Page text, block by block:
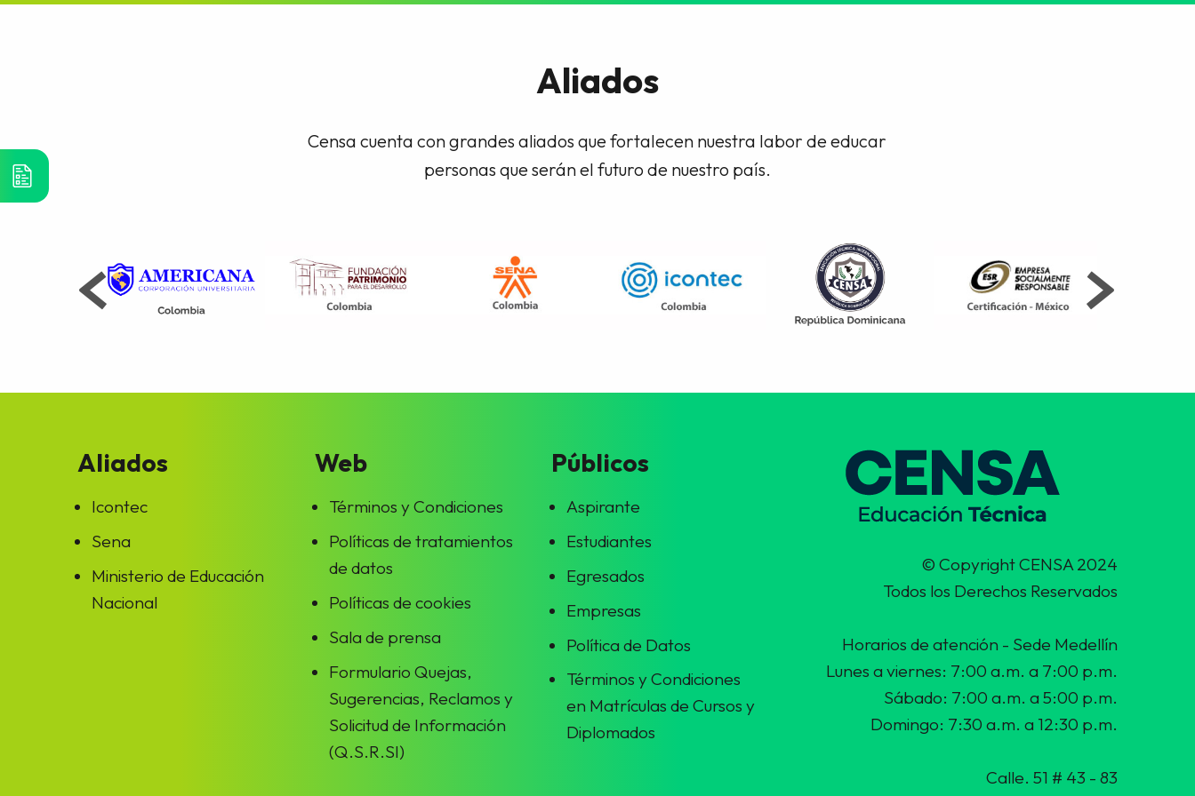
Aliados
Censa cuenta con grandes aliados que fortalecen nuestra labor de educar
personas que serán el futuro de nuestro país.
Aliados
Icontec
Sena
Ministerio de Educación
Nacional
Web
Términos y Condiciones
Políticas de tratamientos
de datos
Políticas de cookies
Sala de prensa
Formulario Quejas,
Sugerencias, Reclamos y
Solicitud de Información
(Q.S.R.SI)
Públicos
Aspirante
Estudiantes
Egresados
Empresas
Política de Datos
Términos y Condiciones
en Matrículas de Cursos y
Diplomados
© Copyright CENSA 2024
Todos los Derechos Reservados
Horarios de atención - Sede Medellín
Lunes a viernes: 7:00 a.m. a 7:00 p.m.
Sábado: 7:00 a.m. a 5:00 p.m.
Domingo: 7:30 a.m. a 12:30 p.m.
Calle. 51 # 43 - 83